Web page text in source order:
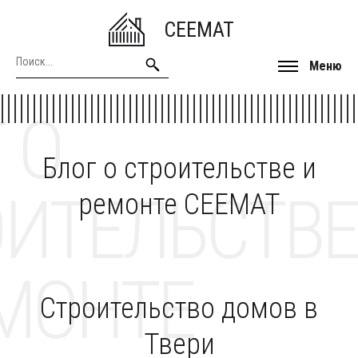
CEEMAT
Меню
Блог о строительстве и
ремонте CEEMAT
О
Строительство домов в
Твери